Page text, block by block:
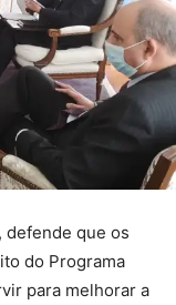
defende que os
do Programa
para melhorar a